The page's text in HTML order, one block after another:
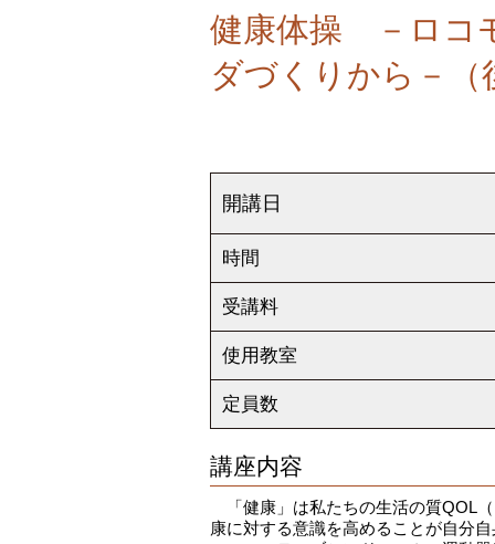
健康体操 －ロコ
ダづくりから－
開講日
時間
受講料
使用教室
定員数
講座内容
「健康」は私たちの生活の質QOL
康に対する意識を高めることが自分